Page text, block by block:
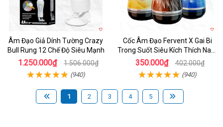
Âm Đạo Giả Dính Tường Crazy
Bull Rung 12 Chế Độ Siêu Mạnh
1.250.000₫ 1.506.000₫
(940)
Cốc Âm Đạo Fervent X Gai Bi
Trong Suốt Siêu Kích Thích Nam
Giới
350.000₫ 402.000₫
(940)
1 2 3 4 5